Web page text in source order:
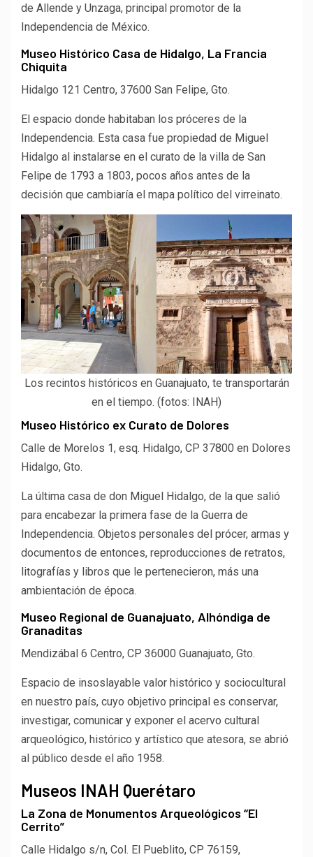
de Allende y Unzaga, principal promotor de la
Independencia de México.
Museo Histórico Casa de Hidalgo, La Francia
Chiquita
Hidalgo 121 Centro, 37600 San Felipe, Gto.
El espacio donde habitaban los próceres de la
Independencia. Esta casa fue propiedad de Miguel
Hidalgo al instalarse en el curato de la villa de San
Felipe de 1793 a 1803, pocos años antes de la
decisión que cambiaría el mapa político del virreinato.
Los recintos históricos en Guanajuato, te transportarán
en el tiempo. (fotos: INAH)
Museo Histórico ex Curato de Dolores
Calle de Morelos 1, esq. Hidalgo, CP 37800 en Dolores
Hidalgo, Gto.
La última casa de don Miguel Hidalgo, de la que salió
para encabezar la primera fase de la Guerra de
Independencia. Objetos personales del prócer, armas y
documentos de entonces, reproducciones de retratos,
litografías y libros que le pertenecieron, más una
ambientación de época.
Museo Regional de Guanajuato, Alhóndiga de
Granaditas
Mendizábal 6 Centro, CP 36000 Guanajuato, Gto.
Espacio de insoslayable valor histórico y sociocultural
en nuestro país, cuyo objetivo principal es conservar,
investigar, comunicar y exponer el acervo cultural
arqueológico, histórico y artístico que atesora, se abrió
al público desde el año 1958.
Museos INAH Querétaro
La Zona de Monumentos Arqueológicos “El
Cerrito”
Calle Hidalgo s/n, Col. El Pueblito, CP 76159,